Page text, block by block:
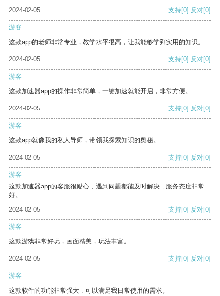
2024-02-05
支持[0] 反对[0]
游客
这款app的老师非常专业，教学水平很高，让我能够学到实用的知识。
2024-02-05 支持[0] 反对[0]
游客
这款加速器app的操作非常简单，一键加速就能开启，非常方便。
2024-02-05 支持[0] 反对[0]
游客
这款app就像我的私人导师，带领我探索知识的奥秘。
2024-02-05 支持[0] 反对[0]
游客
这款加速器app的客服很贴心，遇到问题都能及时解决，服务态度非常
好。
2024-02-05
支持[0] 反对[0]
游客
这款游戏非常好玩，画面精美，玩法丰富。
2024-02-05 支持[0] 反对[0]
游客
这款软件的功能非常强大，可以满足我日常使用的需求。